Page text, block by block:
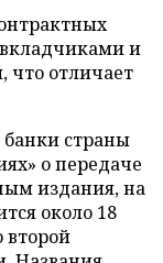
и
отличает
страны
о передаче
издания, на
около 18
второй